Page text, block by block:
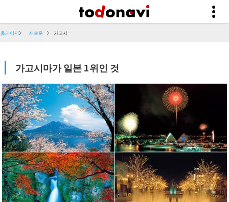
홈페이지 새로운 가고시마가 일본 1위인 것
가고시마가 일본 1위인 것